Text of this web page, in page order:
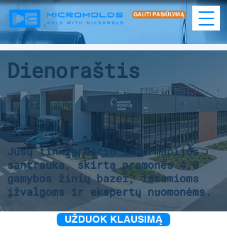
GAUTI PASIŪLYMĄ
Dienoraštis
Jūsų tinklaraščio informacijos
santrauka, skirta pramonės 4.0
gamybos žinių bazei, išsamioms
įžvalgoms ir ekspertų nuomonėms.
UŽDUOK KLAUSIMĄ